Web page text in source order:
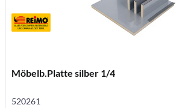
Möbelb.Platte silber 1/4
520261